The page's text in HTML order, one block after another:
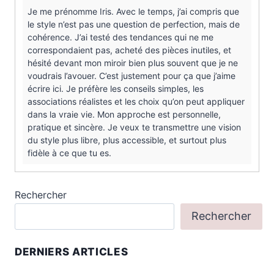
Je me prénomme Iris. Avec le temps, j’ai compris que
le style n’est pas une question de perfection, mais de
cohérence. J’ai testé des tendances qui ne me
correspondaient pas, acheté des pièces inutiles, et
hésité devant mon miroir bien plus souvent que je ne
voudrais l’avouer. C’est justement pour ça que j’aime
écrire ici. Je préfère les conseils simples, les
associations réalistes et les choix qu’on peut appliquer
dans la vraie vie. Mon approche est personnelle,
pratique et sincère. Je veux te transmettre une vision
du style plus libre, plus accessible, et surtout plus
fidèle à ce que tu es.
Rechercher
Rechercher
DERNIERS ARTICLES